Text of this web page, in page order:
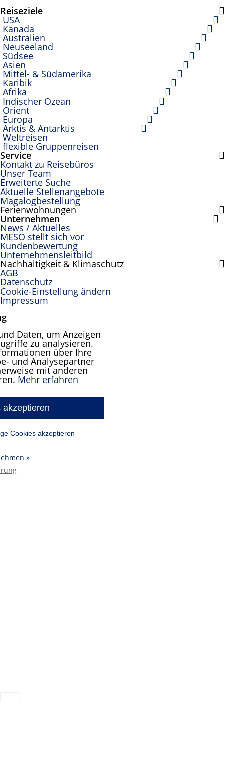
Reiseziele
USA
Kanada
Australien
Neuseeland
Südsee
Asien
Mittel- & Südamerika
Karibik
Afrika
Indischer Ozean
Orient
Europa
Arktis & Antarktis
Weltreisen
flexible Gruppenreisen
Service
Kontakt zu Reisebüros
Unser Team
Erweiterte Suche
Aktuelle Stellenangebote
Magalogbestellung
Ferienwohnungen
Unternehmen
News / Aktuelles
MESO stellt sich vor
Kundenbewertung
Unternehmensleitbild
Nachhaltigkeit & Klimaschutz
AGB
Datenschutz
Cookie-Einstellung ändern
Impressum
Daten, um Anzeigen
zu analysieren.
über Ihre
und Analysepartner
mit anderen
Mehr erfahren
akzeptieren
Cookies akzeptieren
»